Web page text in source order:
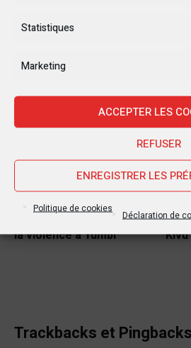
Statistiques
Marketing
ACCEPTER LES
REFUSER
ENREGISTRER LES
Politique de cookies
Déclaration de
Autres postes
15 MARS 2019
RDC : Un rapport de l’ONU
détaille les horreurs de
la violence à Yumbi
20
Kivu
Trackbacks et Pingbacks